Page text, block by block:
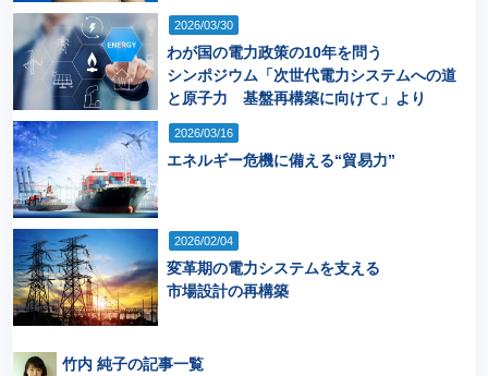
2026/03/30
わが国の電力政策の10年を問う
シンポジウム「次世代電力システムへの道
と原子力 基盤再構築に向けて」より
2026/03/16
エネルギー危機に備える“貿易力”
2026/02/04
変革期の電力システムを支える
市場設計の再構築
竹内 純子の記事一覧